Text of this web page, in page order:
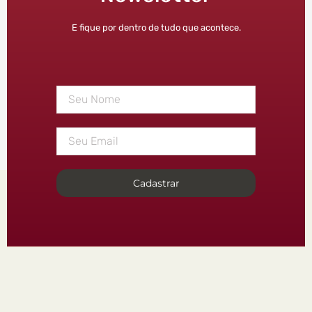
E fique por dentro de tudo que acontece.
Cadastrar